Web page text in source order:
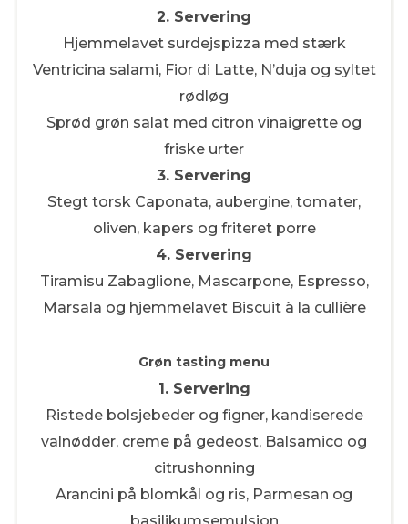
2. Servering
Hjemmelavet surdejspizza med stærk
Ventricina salami, Fior di Latte, N’duja og syltet
rødløg
Sprød grøn salat med citron vinaigrette og
friske urter
3. Servering
Stegt torsk Caponata, aubergine, tomater,
oliven, kapers og friteret porre
4. Servering
Tiramisu Zabaglione, Mascarpone, Espresso,
Marsala og hjemmelavet Biscuit à la cullière
Grøn tasting menu
1. Servering
Ristede bolsjebeder og figner, kandiserede
valnødder, creme på gedeost, Balsamico og
citrushonning
Arancini på blomkål og ris, Parmesan og